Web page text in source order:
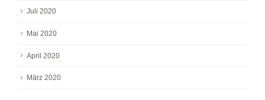
Juli 2020
Mai 2020
April 2020
März 2020